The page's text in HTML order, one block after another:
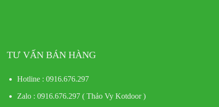
TƯ VẤN BÁN HÀNG
Hotline : 0916.676.297
Zalo : 0916.676.297 ( Thảo Vy Kotdoor )